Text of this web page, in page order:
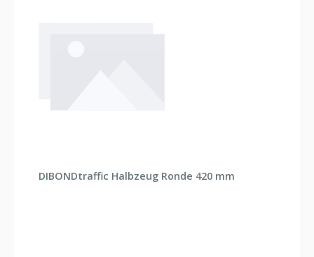
DIBONDtraffic Halbzeug Ronde 420 mm